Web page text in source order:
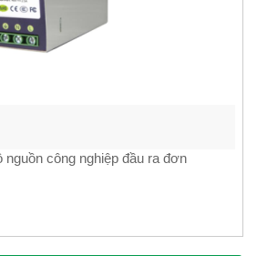
nguồn công nghiệp đầu ra đơn